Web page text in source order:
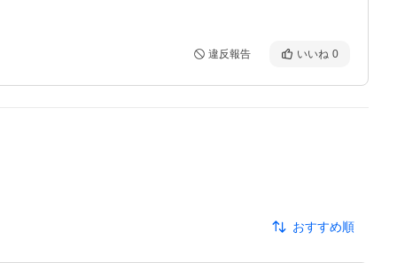
違反報告 いいね 0
おすすめ順